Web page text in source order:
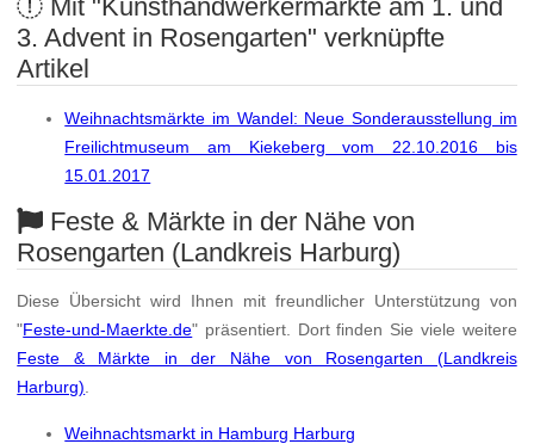
Mit "Kunsthandwerkermärkte am 1. und
3. Advent in Rosengarten" verknüpfte
Artikel
Weihnachtsmärkte im Wandel: Neue Sonderausstellung im
Freilichtmuseum am Kiekeberg vom 22.10.2016 bis
15.01.2017
Feste & Märkte in der Nähe von
Rosengarten (Landkreis Harburg)
Diese Übersicht wird Ihnen mit freundlicher Unterstützung von
"Feste-und-Maerkte.de" präsentiert. Dort finden Sie viele weitere
Feste & Märkte in der Nähe von Rosengarten (Landkreis
Harburg).
Weihnachtsmarkt in Hamburg Harburg